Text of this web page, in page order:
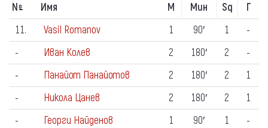
Nº Имя М Мин Sq
Г
11.
Vasil Romanov 1 90′ 1
-
-
Иван Колев 2 180′ 2
-
-
Панайот Панайотов 2 180′ 2
1
-
Никола Цанев 2 180′ 2
1
-
Георги Найденов 1 90′ 1
-